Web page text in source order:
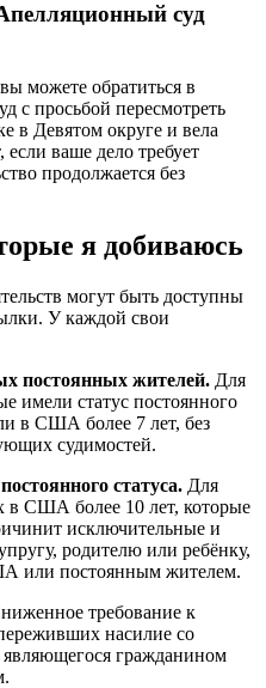
суд
можете обратиться в
с просьбой пересмотреть
в Девятом округе и вела
ваше дело требует
продолжается без
я добиваюсь
могут быть доступны
У каждой свои
постоянных жителей. Для
имели статус постоянного
в США более 7 лет, без
судимостей.
статуса. Для
США более 10 лет, которые
исключительные и
родителю или ребёнку,
или постоянным жителем.
требование к
насилие со
гражданином